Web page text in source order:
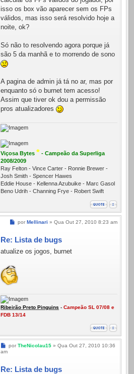
isso os box vão aparecer sem os FPs
válidos, mas isso será resolvido hoje a
noite, ok?
Só não to resolvendo agora porque já
são 5 da manhã e to morrendo de sono
A pagina de admin já tá no ar, mas por
enquanto só o burnet tem acesso!
Assim que tiver ok dou a permissão
pros atualizadores
Viçosa Bytes * - Campeão da Superliga
2008/2009
Ray Felton - Vince Carter - Ronnie Brewer -
Josh Smith - Spencer Hawes
Eddie House - Kellenna Azubuike - Marc Gasol
Beno Udrih - Channing Frye - Robert Swift
Mensagem
por Mellinari » Qua Out 27, 2010 8:23 am
Re: Lista de bugs
atualize os jogos, burnet
Ribeirão Preto Pinguins - Campeão SL 07/08 e
FDB 13/14
Mensagem
por TheNicolau15» Qua Out 27, 2010 10:36
am
Re: Lista de bugs